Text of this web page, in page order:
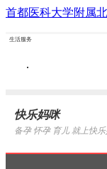
首都医科大学附属
生活服务
快乐妈咪
备孕 怀孕 育儿 就上快乐